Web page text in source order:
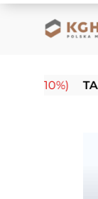
TAURON